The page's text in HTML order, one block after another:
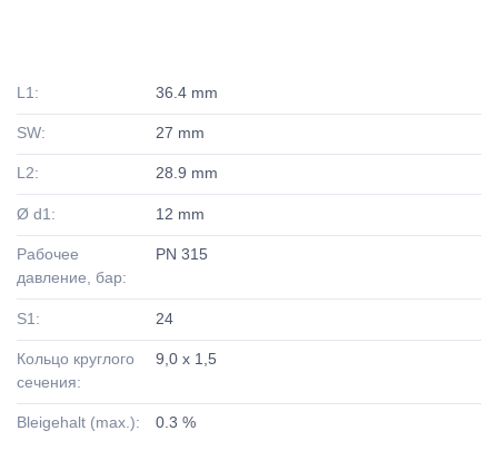
L1: 36.4 mm
SW: 27 mm
L2: 28.9 mm
Ø d1: 12 mm
Рабочее
давление, бар:
PN 315
S1: 24
Кольцо круглого
сечения:
9,0 x 1,5
Bleigehalt (max.): 0.3 %